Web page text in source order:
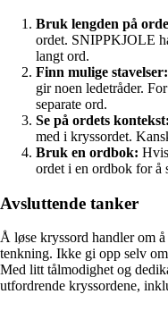
Bruk lengden på
ordet. SNIPPKJOLE
langt ord.
Finn mulige stavelser:
gir noen ledetråder.
separate ord.
Se på ordets kontekst:
med i kryssordet.
Bruk en ordbok:
ordet i en ordbok for å
Avsluttende tanker
Å løse kryssord handler om
tenkning. Ikke gi opp selv
Med litt tålmodighet og
utfordrende kryssordene,